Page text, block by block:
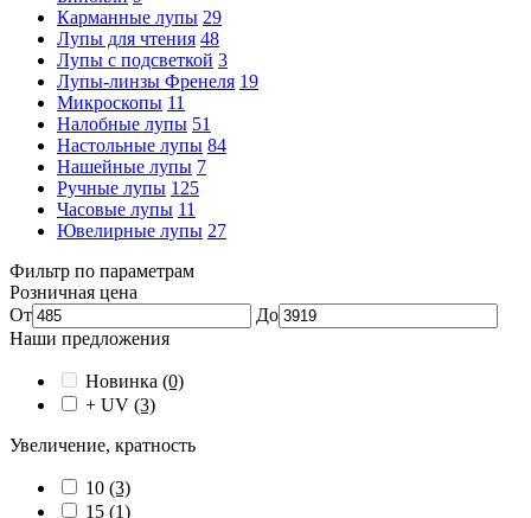
Карманные лупы 29
Лупы для чтения 48
Лупы с подсветкой 3
Лупы-линзы Френеля 19
Микроскопы 11
Налобные лупы 51
Настольные лупы 84
Нашейные лупы 7
Ручные лупы 125
Часовые лупы 11
Ювелирные лупы 27
Фильтр по параметрам
Розничная цена
От
До
Наши предложения
Новинка (0)
+ UV (3)
Увеличение, кратность
10 (3)
15 (1)